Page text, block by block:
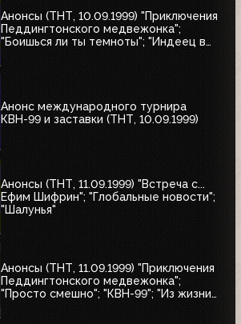
Анонсы (ТНТ, 10.09.1999) "Приключения
Педдингтонского медвежонка";
"Боишься ли ты темноты"; "Индеец в
Анонс международного турнира
КВН-99 и заставки (ТНТ, 10.09.1999)
Анонсы (ТНТ, 11.09.1999) "Встреча с...
Ефим Шифрин"; "Глобальные новости";
"Шалунья"
Анонсы (ТНТ, 11.09.1999) "Приключения
Педдингтонского медвежонка";
"Просто смешно"; "КВН-99"; "Из жизни